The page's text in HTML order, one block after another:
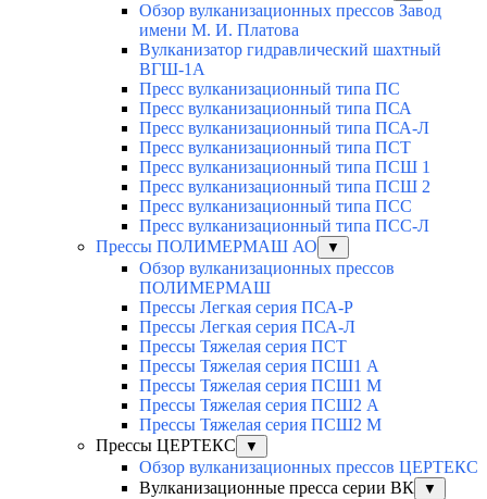
Обзор вулканизационных прессов Завод
имени М. И. Платова
Вулканизатор гидравлический шахтный
ВГШ-1А
Пресс вулканизационный типа ПС
Пресс вулканизационный типа ПСА
Пресс вулканизационный типа ПСА-Л
Пресс вулканизационный типа ПСТ
Пресс вулканизационный типа ПСШ 1
Пресс вулканизационный типа ПСШ 2
Пресс вулканизационный типа ПСС
Пресс вулканизационный типа ПСС-Л
Прессы ПОЛИМЕРМАШ АО
▼
Обзор вулканизационных прессов
ПОЛИМЕРМАШ
Прессы Легкая серия ПСА-Р
Прессы Легкая серия ПСА-Л
Прессы Тяжелая серия ПСТ
Прессы Тяжелая серия ПСШ1 А
Прессы Тяжелая серия ПСШ1 М
Прессы Тяжелая серия ПСШ2 А
Прессы Тяжелая серия ПСШ2 М
Прессы ЦЕРТЕКС
▼
Обзор вулканизационных прессов ЦЕРТЕКС
Вулканизационные пресса серии ВК
▼